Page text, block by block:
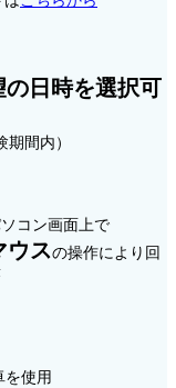
の日時を選択可
期間内）
コン画面上で
ウスの操作により回
を使用